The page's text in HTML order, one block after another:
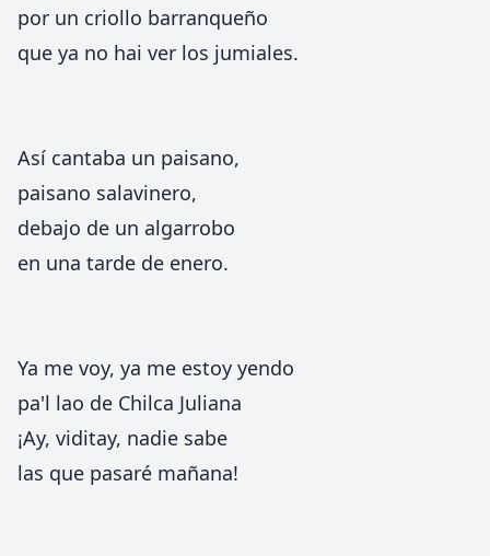
por un criollo barranqueño
que ya no hai ver los jumiales.
Así cantaba un paisano,
paisano salavinero,
debajo de un algarrobo
en una tarde de enero.
Ya me voy, ya me estoy yendo
pa'l lao de Chilca Juliana
¡Ay, viditay, nadie sabe
las que pasaré mañana!